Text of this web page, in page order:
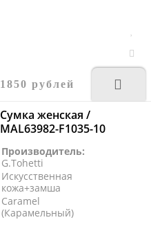
1850 рублей
Сумка женская /
MAL63982-F1035-10
Производитель:
G.Tohetti
Искусственная
кожа+замша
Caramel
(Карамельный)